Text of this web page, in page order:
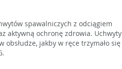
spawalniczych z odciągiem
aktywną ochronę zdrowia. Uchwyty
obsłudze, jakby w ręce trzymało się